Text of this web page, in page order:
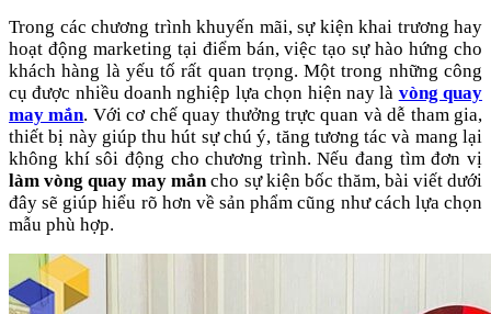
Trong các chương trình khuyến mãi, sự kiện khai trương hay
hoạt động marketing tại điểm bán, việc tạo sự hào hứng cho
khách hàng là yếu tố rất quan trọng. Một trong những công
cụ được nhiều doanh nghiệp lựa chọn hiện nay là vòng quay
may mắn. Với cơ chế quay thưởng trực quan và dễ tham gia,
thiết bị này giúp thu hút sự chú ý, tăng tương tác và mang lại
không khí sôi động cho chương trình. Nếu đang tìm đơn vị
làm vòng quay may mắncho sự kiện bốc thăm, bài viết dưới
đây sẽ giúp hiểu rõ hơn về sản phẩm cũng như cách lựa chọn
mẫu phù hợp.